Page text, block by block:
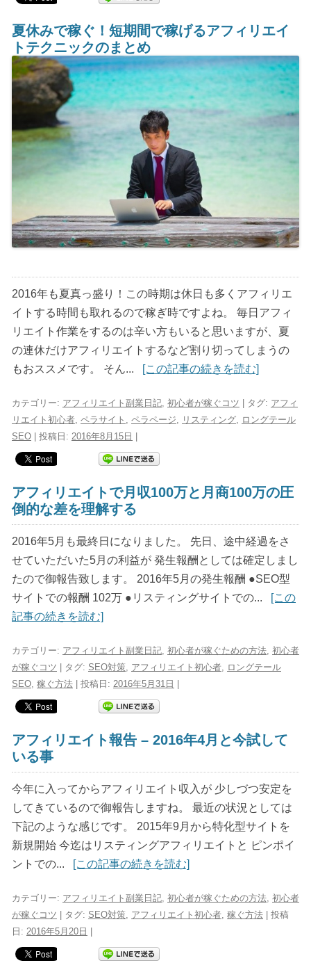
夏休みで稼ぐ！短期間で稼げるアフィリエイ
トテクニックのまとめ
2016年も夏真っ盛り！この時期は休日も多くアフィリエ
イトする時間も取れるので稼ぎ時ですよね。 毎日アフィ
リエイト作業をするのは辛い方もいると思いますが、夏
の連休だけアフィリエイトするなど割り切ってしまうの
もおススメです。 そん...
[この記事の続きを読む]
カテゴリー: アフィリエイト副業日記, 初心者が稼ぐコツ | タグ: アフィ
リエイト初心者, ペラサイト , ペラページ, リスティング, ロングテール
SEO | 投稿日: 2016年8月15日
アフィリエイトで月収100万と月商100万の圧
倒的な差を理解する
2016年5月も最終日になりました。 先日、途中経過をさ
せていただいた5月の利益が 発生報酬としては確定しまし
たので御報告致します。 2016年5月の発生報酬 ●SEO型
サイトでの報酬 102万 ●リスティングサイトでの...
[この
記事の続きを読む]
カテゴリー: アフィリエイト副業日記, 初心者が稼ぐための方法, 初心者
が稼ぐコツ | タグ: SEO対策, アフィリエイト初心者, ロングテール
SEO, 稼ぐ方法 | 投稿日: 2016年5月31日
アフィリエイト報告 – 2016年4月と今試して
いる事
今年に入ってからアフィリエイト収入が 少しづつ安定を
してきているので御報告しますね。 最近の状況としては
下記のような感じです。 2015年9月から特化型サイトを
新規開始 今迄はリスティングアフィリエイトと ピンポイ
ントでの...
[この記事の続きを読む]
カテゴリー: アフィリエイト副業日記, 初心者が稼ぐための方法, 初心者
が稼ぐコツ | タグ: SEO対策, アフィリエイト初心者, 稼ぐ方法 | 投稿
日: 2016年5月20日